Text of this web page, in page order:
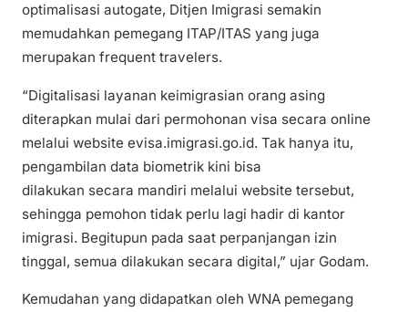
optimalisasi autogate, Ditjen Imigrasi semakin
memudahkan pemegang ITAP/ITAS yang juga
merupakan frequent travelers.
“Digitalisasi layanan keimigrasian orang asing
diterapkan mulai dari permohonan visa secara online
melalui website evisa.imigrasi.go.id. Tak hanya itu,
pengambilan data biometrik kini bisa
dilakukan secara mandiri melalui website tersebut,
sehingga pemohon tidak perlu lagi hadir di kantor
imigrasi. Begitupun pada saat perpanjangan izin
tinggal, semua dilakukan secara digital,” ujar Godam.
Kemudahan yang didapatkan oleh WNA pemegang